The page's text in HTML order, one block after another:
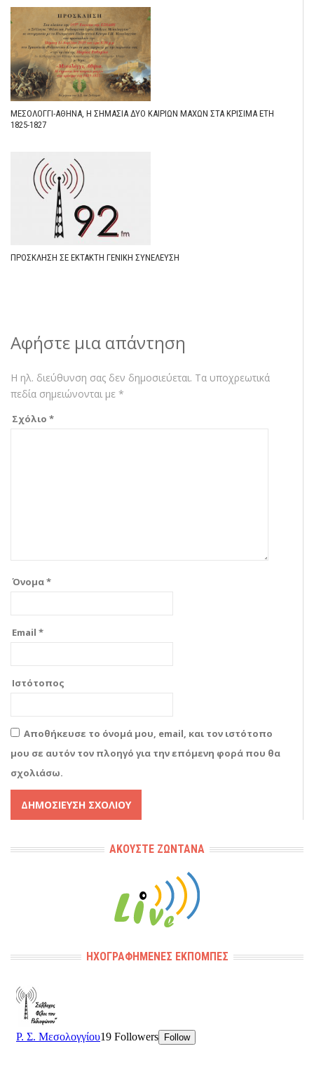
ΜΕΣΟΛΌΓΓΙ-ΑΘΉΝΑ, Η ΣΗΜΑΣΊΑ ΔΎΟ ΚΑΊΡΙΩΝ ΜΑΧΏΝ ΣΤΑ ΚΡΊΣΙΜΑ ΈΤΗ
1825-1827
ΠΡΟΣΚΛΗΣΗ ΣΕ ΕΚΤΑΚΤΗ ΓΕΝΙΚΗ ΣΥΝΕΛΕΥΣΗ
Αφήστε μια απάντηση
Η ηλ. διεύθυνση σας δεν δημοσιεύεται. Τα υποχρεωτικά
πεδία σημειώνονται με *
Σχόλιο *
Όνομα*
Email *
Ιστότοπος
Αποθήκευσε το όνομά μου, email, και τον ιστότοπο
μου σε αυτόν τον πλοηγό για την επόμενη φορά που θα
σχολιάσω.
ΑΚΟΎΣΤΕ ΖΩΝΤΑΝΆ
ΗΧΟΓΡΑΦΗΜΈΝΕΣ ΕΚΠΟΜΠΈΣ